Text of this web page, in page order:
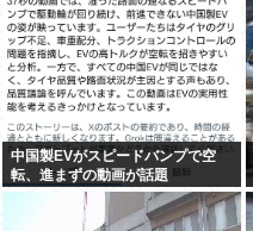
中国製EVがスピードバンプで空
転、進まずの動画が話題